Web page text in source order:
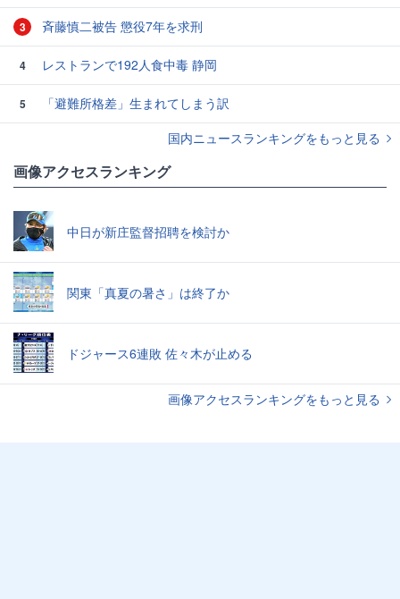
3 斉藤慎二被告 懲役7年を求刑
4 レストランで192人食中毒 静岡
5
「避難所格差」生まれてしまう訳
国内ニュースランキングをもっと見る
画像アクセスランキング
中日が新庄監督招聘を検討か
関東「真夏の暑さ」は終了か
ドジャース6連敗 佐々木が止める
画像アクセスランキングをもっと見る